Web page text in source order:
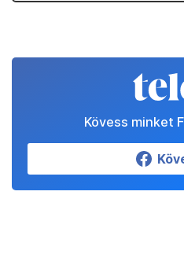
Kövess minket